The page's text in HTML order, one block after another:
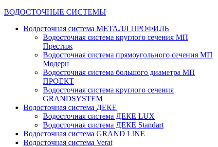
ВОДОСТОЧНЫЕ СИСТЕМЫ
Водосточная система МЕТАЛЛ ПРОФИЛЬ
Водосточная система круглого сечения МП
Престиж
Водосточная система прямоугольного сечения МП
Модерн
Водосточная система большого диаметра МП
ПРОЕКТ
Водосточная система круглого сечения
GRANDSYSTEM
Водосточная система ДЕКЕ
Водосточная система ДЕКЕ LUX
Водосточная система ДЕКЕ Standart
Водосточная система GRAND LINE
Водосточная система Verat